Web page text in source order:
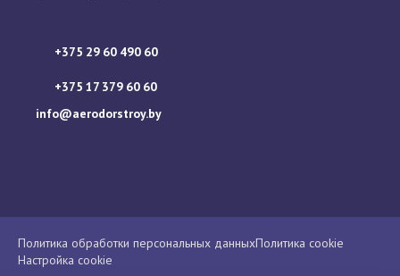
+375 29 60 490 60
+375 17 379 60 60
info@aerodorstroy.by
Политика обработки персональных данныхПолитика cookie
Настройка cookie